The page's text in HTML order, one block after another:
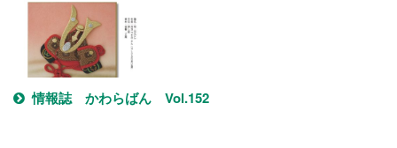
情報誌 かわらばん Vol.152